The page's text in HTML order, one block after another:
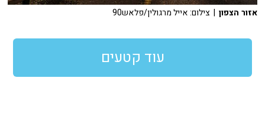
אזור הצפון | צילום: אייל מרגולין/פלאש90
עוד קטעים